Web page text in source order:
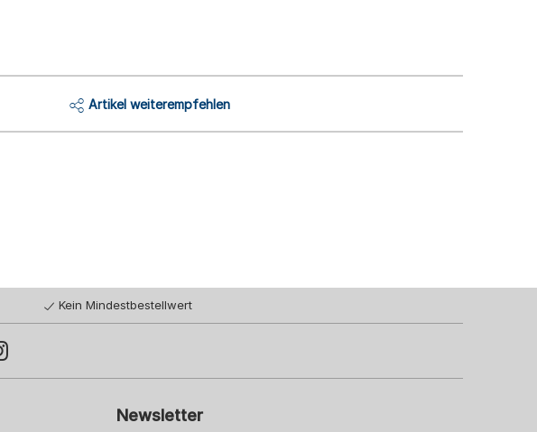
Artikel weiterempfehlen
Kein Mindestbestellwert
Newsletter